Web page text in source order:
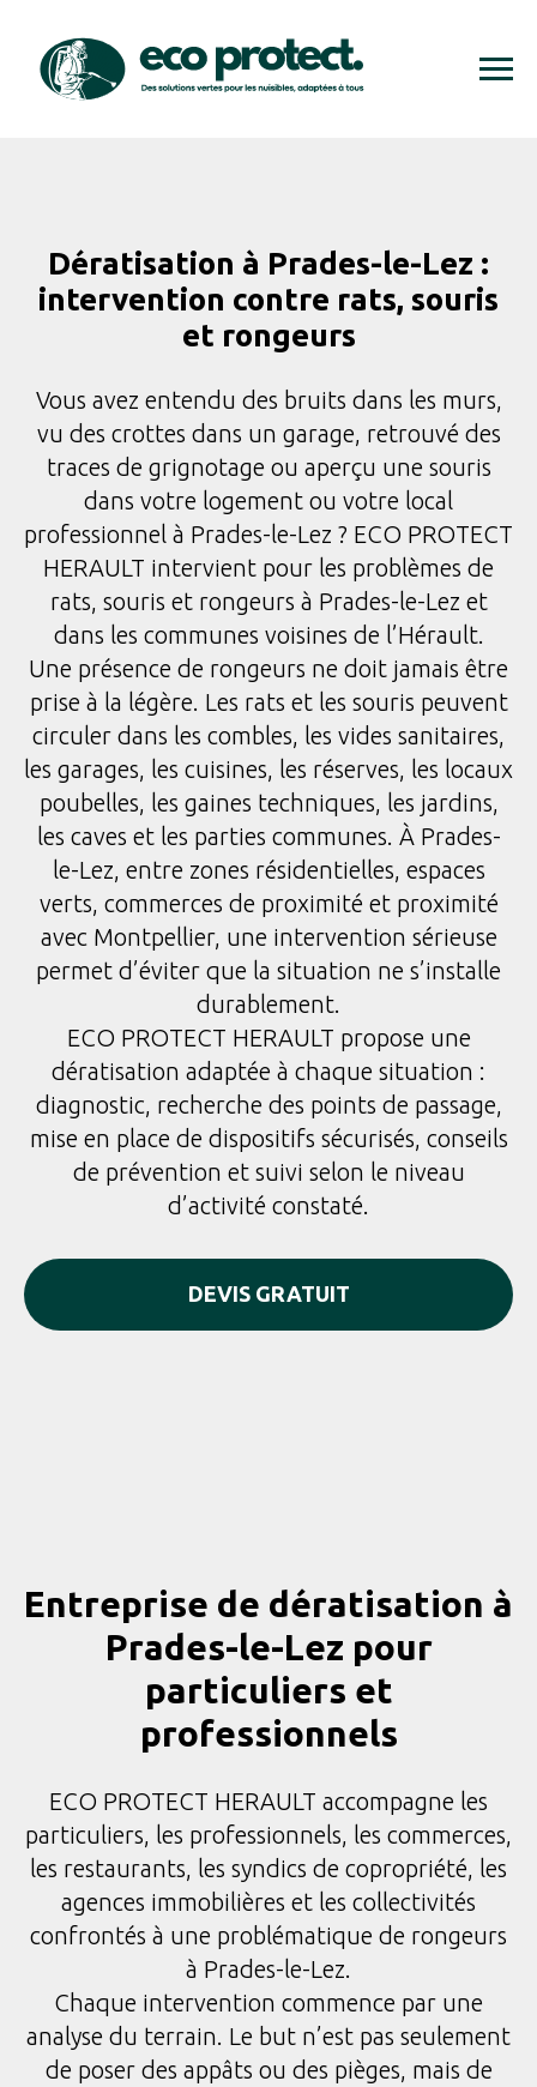
Dératisation à Prades-le-Lez :
intervention contre rats, souris
et rongeurs
Vous avez entendu des bruits dans les murs,
vu des crottes dans un garage, retrouvé des
traces de grignotage ou aperçu une souris
dans votre logement ou votre local
professionnel à Prades-le-Lez ? ECO PROTECT
HERAULT intervient pour les problèmes de
rats, souris et rongeurs à Prades-le-Lez et
dans les communes voisines de l’Hérault.
Une présence de rongeurs ne doit jamais être
prise à la légère. Les rats et les souris peuvent
circuler dans les combles, les vides sanitaires,
les garages, les cuisines, les réserves, les locaux
poubelles, les gaines techniques, les jardins,
les caves et les parties communes. À Prades-
le-Lez, entre zones résidentielles, espaces
verts, commerces de proximité et proximité
avec Montpellier, une intervention sérieuse
permet d’éviter que la situation ne s’installe
durablement.
ECO PROTECT HERAULT propose une
dératisation adaptée à chaque situation :
diagnostic, recherche des points de passage,
mise en place de dispositifs sécurisés, conseils
de prévention et suivi selon le niveau
d’activité constaté.
DEVIS GRATUIT
Entreprise de dératisation à
Prades-le-Lez pour
particuliers et
professionnels
ECO PROTECT HERAULT accompagne les
particuliers, les professionnels, les commerces,
les restaurants, les syndics de copropriété, les
agences immobilières et les collectivités
confrontés à une problématique de rongeurs
à Prades-le-Lez.
Chaque intervention commence par une
analyse du terrain. Le but n’est pas seulement
de poser des appâts ou des pièges, mais de